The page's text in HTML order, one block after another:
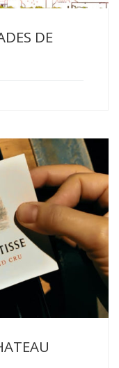
DE
started […]